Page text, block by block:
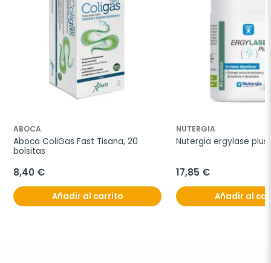
ABOCA
Aboca ColiGas Fast Tisana, 20
bolsitas
8,40 €
Añadir al carrito
NUTERGIA
Nutergia ergylase
17,85 €
Añadir al